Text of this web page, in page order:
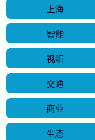
上海
智能
视听
交通
商业
生态